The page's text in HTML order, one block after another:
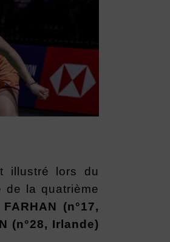
illustré lors du
de la quatrième
(n°17,
(n°28, Irlande)